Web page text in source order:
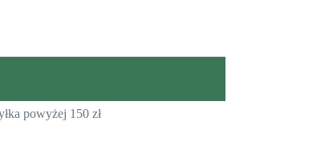
powyżej 150 zł